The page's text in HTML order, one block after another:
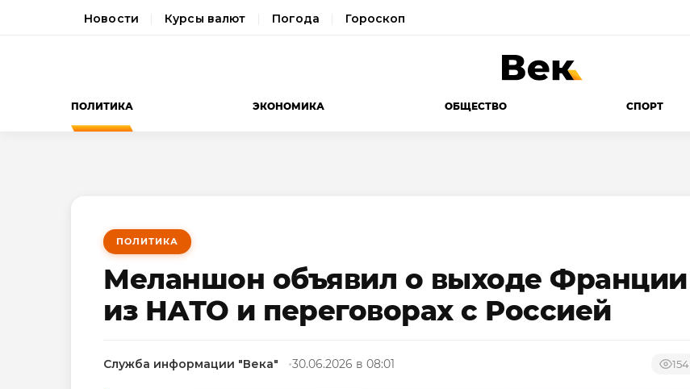
Новости Курсы валют Погода Гороскоп
ПОЛИТИКА ЭКОНОМИКА ОБЩЕСТВО СПОРТ
ПОЛИТИКА
Меланшон объявил о выходе Франции
из НАТО и переговорах с Россией
Служба информации "Века" 30.06.2026 в 08:01 154